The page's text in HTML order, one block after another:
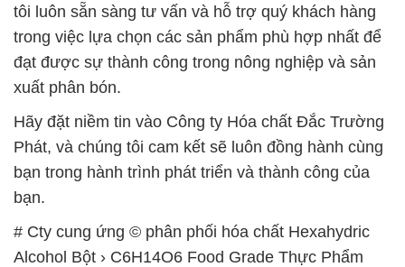
tôi luôn sẵn sàng tư vấn và hỗ trợ quý khách hàng
trong việc lựa chọn các sản phẩm phù hợp nhất để
đạt được sự thành công trong nông nghiệp và sản
xuất phân bón.
Hãy đặt niềm tin vào Công ty Hóa chất Đắc Trường
Phát, và chúng tôi cam kết sẽ luôn đồng hành cùng
bạn trong hành trình phát triển và thành công của
bạn.
# Cty cung ứng © phân phối hóa chất Hexahydric
Alcohol Bột › C6H14O6 Food Grade Thực Phẩm